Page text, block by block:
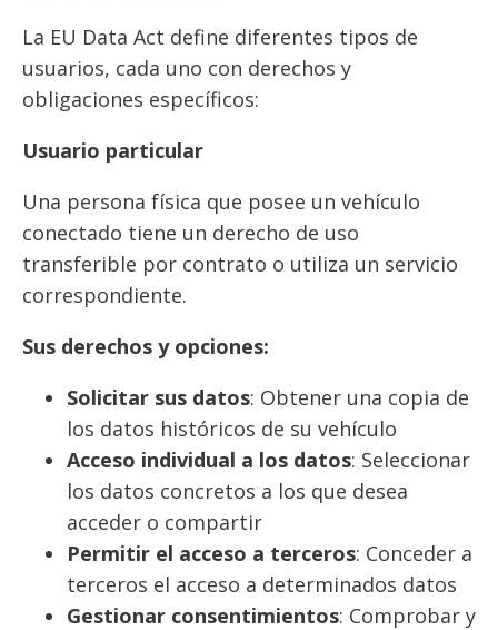
La EU Data Act define diferentes tipos de
usuarios, cada uno con derechos y
obligaciones específicos:
Usuario particular
Una persona física que posee un vehículo
conectado tiene un derecho de uso
transferible por contrato o utiliza un servicio
correspondiente.
Sus derechos y opciones:
Solicitar sus datos: Obtener una copia de
los datos históricos de su vehículo
Acceso individual a los datos: Seleccionar
los datos concretos a los que desea
acceder o compartir
Permitir el acceso a terceros: Conceder a
terceros el acceso a determinados datos
Gestionar consentimientos: Comprobar y